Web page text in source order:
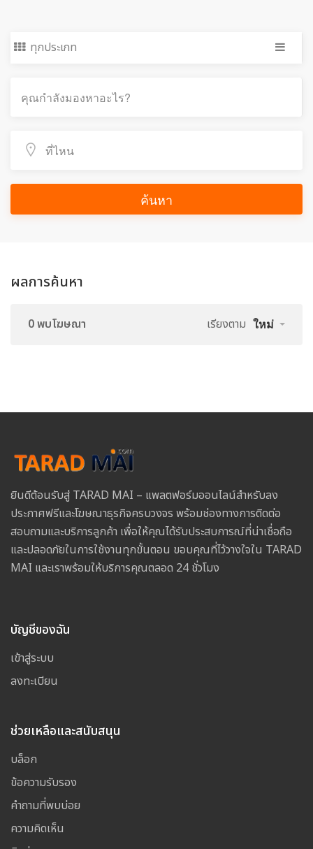
ทุกประเภท
ค้นหา
ผลการค้นหา
0 พบโฆษณา เรียงตาม ใหม่
ยินดีต้อนรับสู่ TARAD MAI – แพลตฟอร์มออนไลน์สำหรับลง
ประกาศฟรีและโฆษณาธุรกิจครบวงจร พร้อมช่องทางการติดต่อ
สอบถามและบริการลูกค้า เพื่อให้คุณได้รับประสบการณ์ที่น่าเชื่อถือ
และปลอดภัยในการใช้งานทุกขั้นตอน ขอบคุณที่ไว้วางใจใน TARAD
MAI และเราพร้อมให้บริการคุณตลอด 24 ชั่วโมง
บัญชีของฉัน
เข้าสู่ระบบ
ลงทะเบียน
ช่วยเหลือและสนับสนุน
บล็อก
ข้อความรับรอง
คำถามที่พบบ่อย
ความคิดเห็น